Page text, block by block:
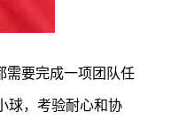
需要完成一项团队任
球，考验耐心和协